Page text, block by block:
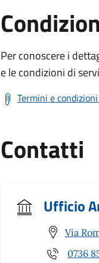
Per conoscere i
e le condizioni di
Termini e
Contatti
Ufficio
Via
0736